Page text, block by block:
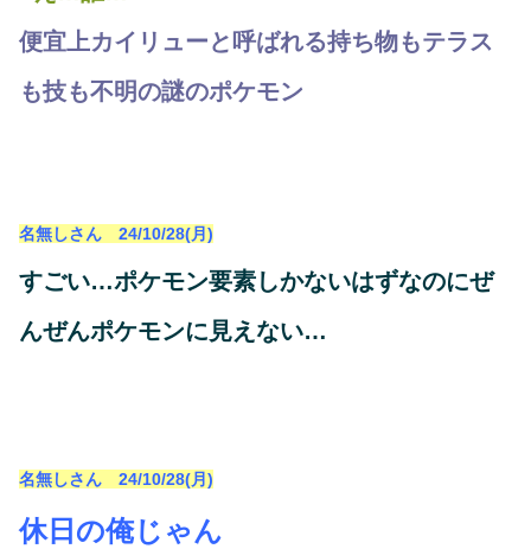
便宜上カイリューと呼ばれる持ち物もテラス
も技も不明の謎のポケモン
名無しさん 24/10/28(月)
すごい…ポケモン要素しかないはずなのにぜ
んぜんポケモンに見えない…
名無しさん 24/10/28(月)
休日の俺じゃん